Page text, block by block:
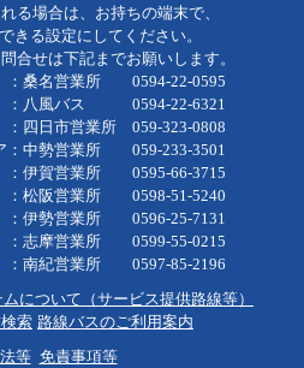
る場合は、お持ちの端末で、
きる設定にしてください。
合せは下記までお願いします。
営業所 0594-22-0595
0594-22-6321
市営業所 059-323-0808
：中勢営業所 059-233-3501
伊賀営業所 0595-66-3715
松阪営業所 0598-51-5240
営業所 0596-25-7131
営業所 0599-55-0215
営業所 0597-85-2196
について（サービス提供路線等）
索 路線バスのご利用案内
等 免責事項等